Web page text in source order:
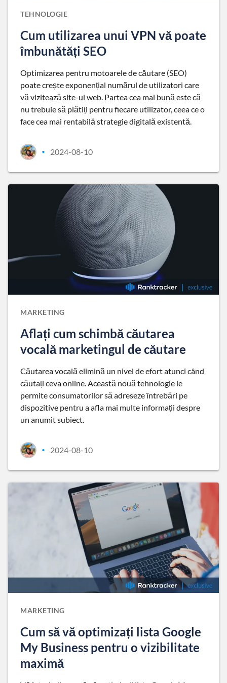
TEHNOLOGIE
Cum utilizarea unui VPN vă poate
îmbunătăți SEO
Optimizarea pentru motoarele de căutare (SEO)
poate crește exponențial numărul de utilizatori care
vă vizitează site-ul web. Partea cea mai bună este că
nu trebuie să plătiți pentru fiecare utilizator, ceea ce o
face cea mai rentabilă strategie digitală existentă.
• 2024-08-10
MARKETING
Aflați cum schimbă căutarea
vocală marketingul de căutare
Căutarea vocală elimină un nivel de efort atunci când
căutați ceva online. Această nouă tehnologie le
permite consumatorilor să adreseze întrebări pe
dispozitive pentru a afla mai multe informații despre
un anumit subiect.
• 2024-08-10
MARKETING
Cum să vă optimizați lista Google
My Business pentru o vizibilitate
maximă